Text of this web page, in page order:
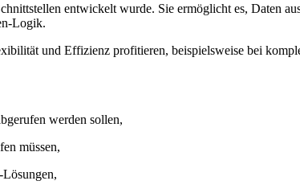
entwickelt wurde. Sie ermöglicht es, Daten
Logik.
und Effizienz profitieren, beispielsweise bei
werden sollen,
müssen,
Lösungen,